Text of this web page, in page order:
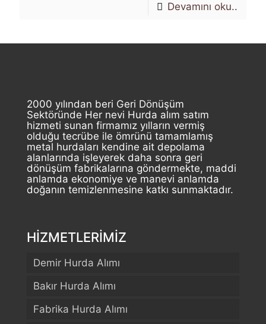
Devamını oku..
2000 yılından beri Geri Dönüşüm
Sektöründe Her nevi Hurda alım satım
hizmeti sunan firmamız yılların vermiş
olduğu tecrübe ile ömrünü tamamlamış
metal hurdaları kendine ait depolama
alanlarında işleyerek daha sonra geri
dönüşüm fabrikalarına göndermekte, maddi
anlamda ekonomiye ve manevi anlamda
doğanın temizlenmesine katkı sunmaktadır.
HİZMETLERİMİZ
Demir Hurda Alımı
Bakır Hurda Alımı
Fabrika Hurda Alımı